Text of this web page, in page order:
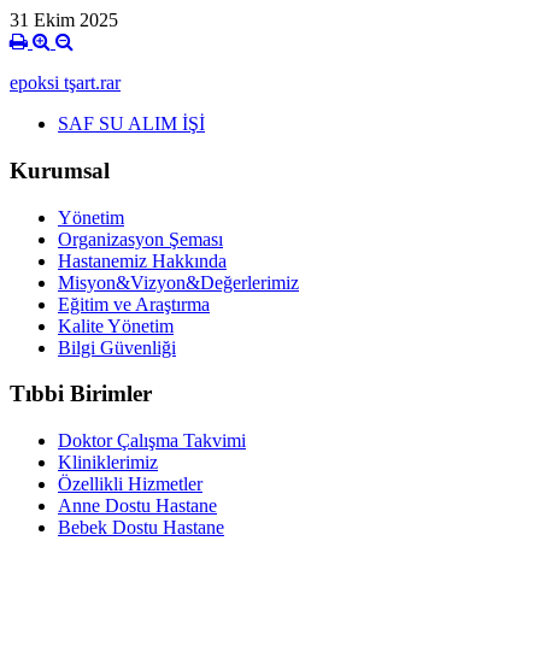
31 Ekim 2025
epoksi tşart.rar
SAF SU ALIM İŞİ
Kurumsal
Yönetim
Organizasyon Şeması
Hastanemiz Hakkında
Misyon&Vizyon&Değerlerimiz
Eğitim ve Araştırma
Kalite Yönetim
Bilgi Güvenliği
Tıbbi Birimler
Doktor Çalışma Takvimi
Kliniklerimiz
Özellikli Hizmetler
Anne Dostu Hastane
Bebek Dostu Hastane